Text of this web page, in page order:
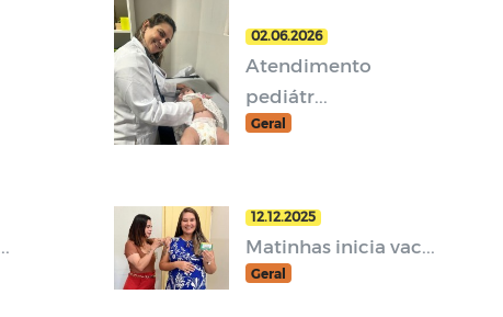
02.06.2026
Atendimento
pediátr...
Geral
12.12.2025
Matinhas inicia vac...
Geral